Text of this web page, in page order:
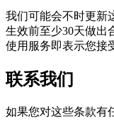
我们可能会不时更新
生效前至少30天做出
使用服务即表示您接
联系我们
如果您对这些条款有